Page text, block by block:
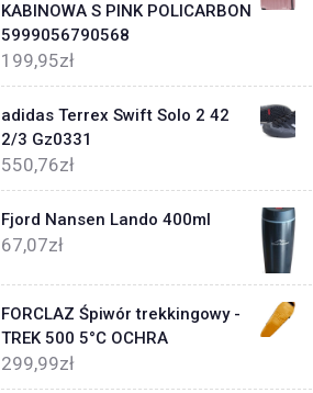
KABINOWA S PINK POLICARBON
5999056790568
199,95zł
adidas Terrex Swift Solo 2 42
2/3 Gz0331
550,76zł
Fjord Nansen Lando 400ml
67,07zł
FORCLAZ Śpiwór trekkingowy -
TREK 500 5°C OCHRA
299,99zł